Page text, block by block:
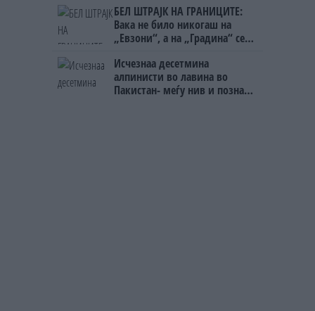
БЕЛ ШТРАЈК НА ГРАНИЦИТЕ:
Вака не било никогаш на
„Евзони“, а на „Градина“ се
Исчезнаа десетмина
алпинисти во лавина во
Пакистан- меѓу нив и познат